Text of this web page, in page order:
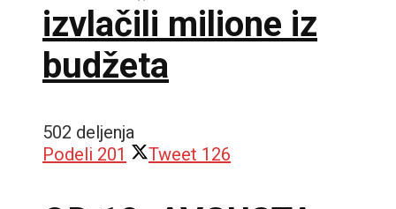
izvlačili milione iz
budžeta
502 deljenja
Podeli 201 Tweet 126